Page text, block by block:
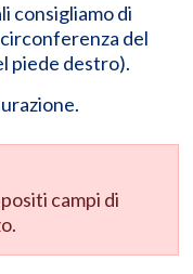
consigliamo di
del
piede destro).
campi di